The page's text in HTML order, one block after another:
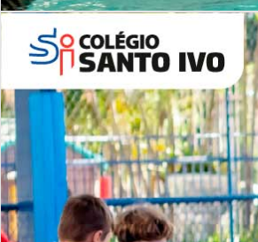
Período Integral | Saiba mais
Lista de vídeos